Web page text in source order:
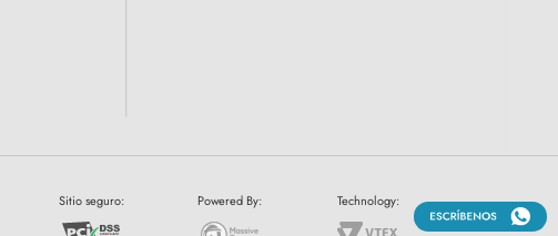
Sitio seguro: Powered By: Technology: